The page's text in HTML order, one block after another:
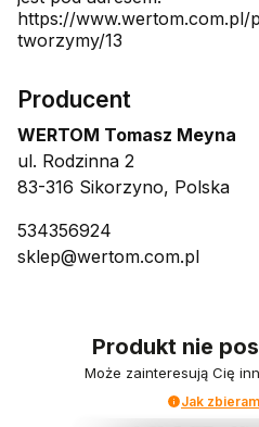
https://
tworzymy/13
Producent
WERTOM Tomasz Meyna
ul. Rodzinna 2
83-316 Sikorzyno, Polska
534356924
sklep@wertom.com.pl
Produkt nie
Może zainteresują Cię
Jak